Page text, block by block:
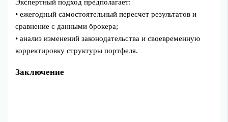
Экспертный подход предполагает:
• ежегодный самостоятельный пересчет результатов и
сравнение с данными брокера;
• анализ изменений законодательства и своевременную
корректировку структуры портфеля.
Заключение